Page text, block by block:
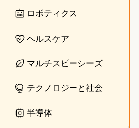
ロボティクス
ヘルスケア
マルチスピーシーズ
テクノロジーと社会
半導体